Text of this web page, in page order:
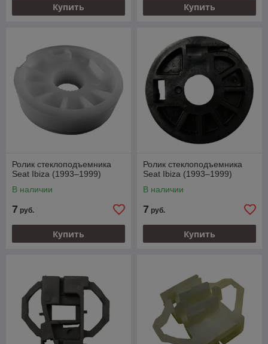
Купить Купить
Ролик стеклоподъемника
Seat Ibiza (1993–1999)
В наличии
7 руб.
Купить
Ролик стеклоподъемника
Seat Ibiza (1993–1999)
В наличии
7 руб.
Купить